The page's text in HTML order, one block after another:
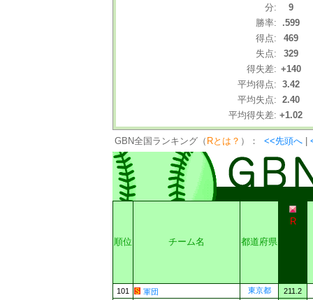
分:
9
勝率:
.599
得点:
469
失点:
329
得失差: +140
平均得点: 3.42
平均失点: 2.40
平均得失差: +1.02
GBN全国ランキング（ Rとは？ ）： <<先頭へ
順位 チーム名 都道府県
R
101 軍団 東京都
211.2